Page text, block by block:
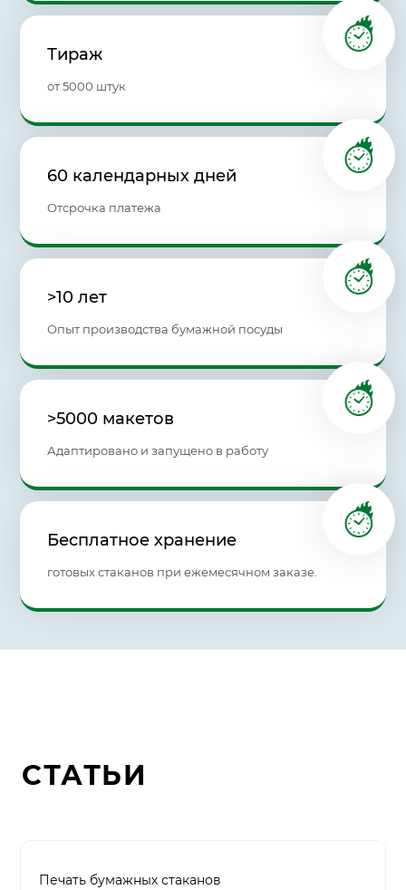
Тираж
от 5000 штук
60 календарных дней
Отсрочка платежа
>10 лет
Опыт производства бумажной посуды
>5000 макетов
Адаптировано и запущено в работу
Бесплатное хранение
готовых стаканов при ежемесячном заказе.
СТАТЬИ
Печать бумажных стаканов